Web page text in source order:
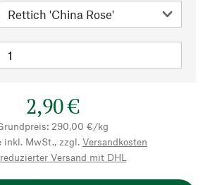
2,90 €
290,00 €/kg
inkl. MwSt., zzgl. Versandkosten
Versand mit DHL